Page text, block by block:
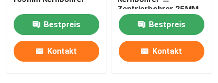
Diamond Segment Machine
Segment-bronzierende Maschine
Bestpreis
Kontakt
Zentrierbohrer 25MM
bis 356 Millimeter
Bestpreis
Kontakt